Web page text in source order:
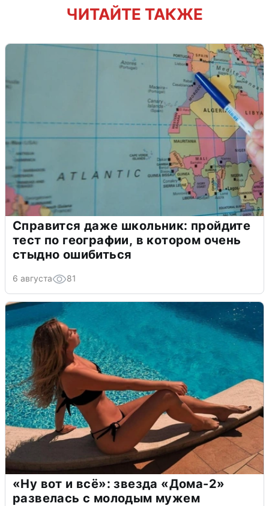
ЧИТАЙТЕ ТАКЖЕ
Справится даже школьник: пройдите
тест по географии, в котором очень
стыдно ошибиться
6 августа 81
«Ну вот и всё»: звезда «Дома-2»
развелась с молодым мужем